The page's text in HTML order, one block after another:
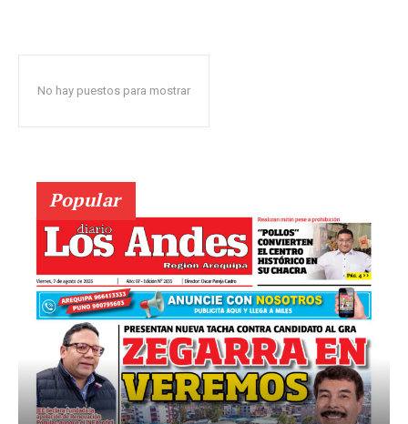
No hay puestos para mostrar
Popular